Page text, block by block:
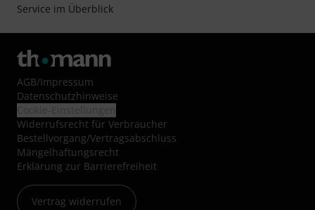
Service im Überblick
AGB/Impressum
Datenschutzhinweise
Widerrufsrecht für Verbraucher
Bestellvorgang/Vertragsabschluss
Mängelhaftungsrecht
Erklärung zur Barrierefreiheit
Vertrag widerrufen